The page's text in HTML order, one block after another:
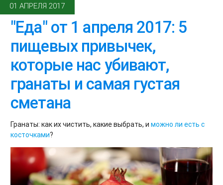
01 АПРЕЛЯ 2017
"Еда" от 1 апреля 2017: 5
пищевых привычек,
которые нас убивают,
гранаты и самая густая
сметана
Гранаты: как их чистить, какие выбрать, и можно ли есть с
косточками?